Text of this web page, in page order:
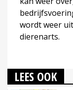
wordt weer
dierenarts.
LEES OOK